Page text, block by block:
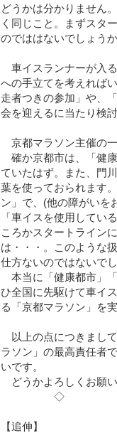
どうかは分かりません
く同じこと。まずスタ
のでははないでしょうか
車イスランナーが入
への手立てを考えれば
走者つきの参加」や、
会を迎えるに当たり検
京都マラソン主催の
確か京都市は、「健
ていたはず。また、門
葉を使っておられます
ン」で、(他の障がいを
「車イスを使用してい
ころかスタートライン
は・・・。このような
仕方ないのではないでし
本当に「健康都市」
ひ全国に先駆けて車イ
る「京都マラソン」を
以上の点につきまし
ラソン」の最高責任者
いです。
どうかよろしくお願い
◇
【追伸】